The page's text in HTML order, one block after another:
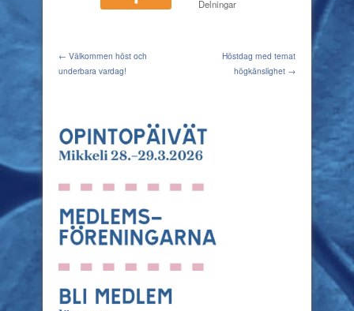
Delningar
← Välkommen höst och
underbara vardag!
Höstdag med temat
högkänslighet →